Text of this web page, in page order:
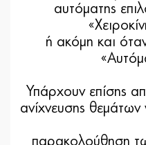
αυτόματης
ή ακόμη και
Υπάρχουν επίσης
ανίχνευσης
παρακολούθηση